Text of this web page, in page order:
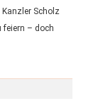
Scholz
feiern – doch